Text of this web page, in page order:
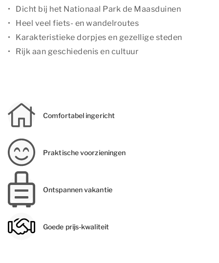
Dicht bij het Nationaal Park de Maasduinen
Heel veel fiets- en wandelroutes
Karakteristieke dorpjes en gezellige steden
Rijk aan geschiedenis en cultuur
Comfortabel ingericht
Praktische voorzieningen
Ontspannen vakantie
Goede prijs-kwaliteit